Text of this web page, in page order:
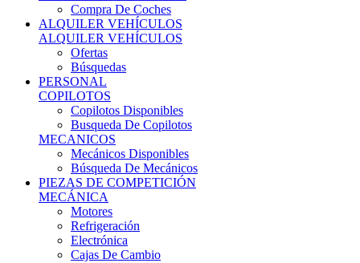
ALQUILER VEHÍCULOS
ALQUILER VEHÍCULOS
Ofertas
Búsquedas
PERSONAL
COPILOTOS
Copilotos Disponibles
Busqueda De Copilotos
MECANICOS
Mecánicos Disponibles
Búsqueda De Mecánicos
PIEZAS DE COMPETICIÓN
MECÁNICA
Motores
Refrigeración
Electrónica
Cajas De Cambio
Sistemas De Escape